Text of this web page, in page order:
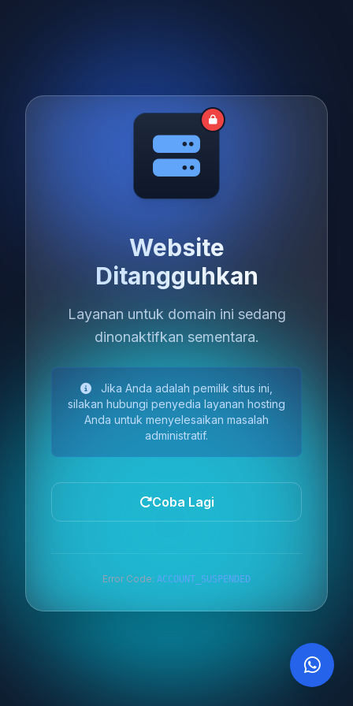
Website
Ditangguhkan
Layanan untuk domain ini sedang
dinonaktifkan sementara.
Jika Anda adalah pemilik situs ini,
silakan hubungi penyedia layanan hosting
Anda untuk menyelesaikan masalah
administratif.
Coba Lagi
Error Code: ACCOUNT_SUSPENDED